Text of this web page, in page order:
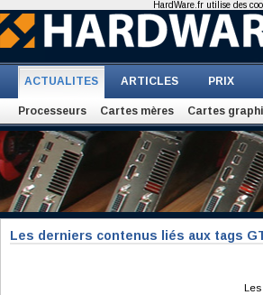
ACTUALITES ARTICLES PRIX
Processeurs Cartes mères Cartes
Les derniers contenus liés aux tags
Les
HardWare.fr utilise des